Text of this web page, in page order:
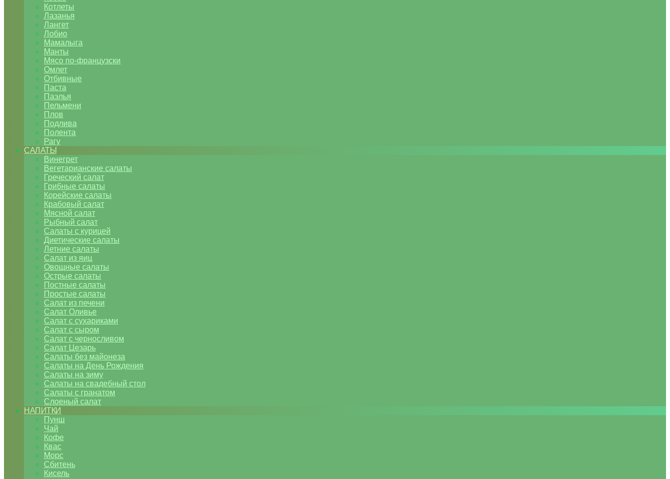
Котлеты
Лазанья
Лангет
Лобио
Мамалыга
Манты
Мясо по-французски
Омлет
Отбивные
Паста
Паэлья
Пельмени
Плов
Подлива
Полента
Рагу
САЛАТЫ
Винегрет
Вегетарианские салаты
Греческий салат
Грибные салаты
Корейские салаты
Крабовый салат
Мясной салат
Рыбный салат
Салаты с курицей
Диетические салаты
Летние салаты
Салат из яиц
Овощные салаты
Острые салаты
Постные салаты
Простые салаты
Салат из печени
Салат Оливье
Салат с сухариками
Салат с сыром
Салат с черносливом
Салат Цезарь
Салаты без майонеза
Салаты на День Рождения
Салаты на зиму
Салаты на свадебный стол
Салаты с гранатом
Слоеный салат
НАПИТКИ
Пунш
Чай
Кофе
Квас
Морс
Сбитень
Кисель